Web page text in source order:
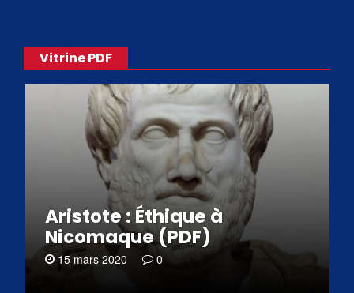
Vitrine PDF
Aristote : Éthique à
Nicomaque (PDF)
15 mars 2020 0